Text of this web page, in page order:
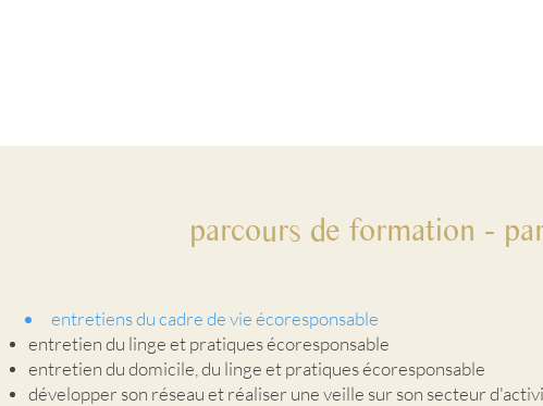
parcours de formation -
entretiens du cadre de vie écoresponsable
entretien du linge et pratiques écoresponsable
entretien du domicile, du linge et pratiques écoresponsable
développer son réseau et réaliser une veille sur son secteur